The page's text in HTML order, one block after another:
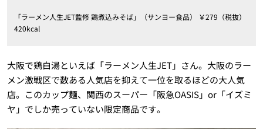
「ラーメン人生JET監修 鶏煮込みそば」（サンヨー食品） ￥279（税抜）
420kcal
大阪で鶏白湯といえば「ラーメン人生JET」さん。大阪のラー
メン激戦区で数ある人気店を抑えて一位を取るほどの大人気
店。このカップ麺、関西のスーパー「阪急OASIS」or「イズミ
ヤ」でしか売っていない限定商品です。